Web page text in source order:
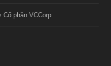
Cổ phần VCCorp